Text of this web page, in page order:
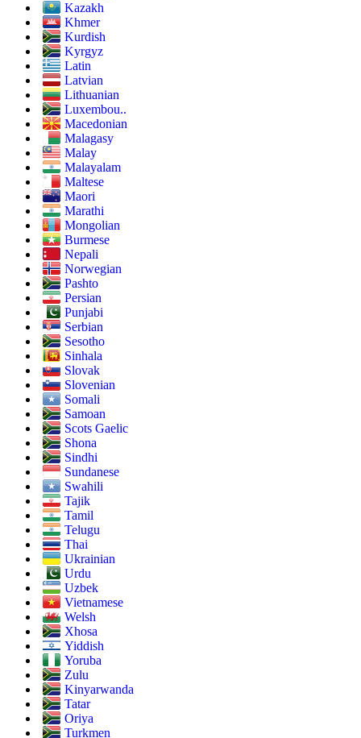
Kazakh
Khmer
Kurdish
Kyrgyz
Latin
Latvian
Lithuanian
Luxembou..
Macedonian
Malagasy
Malay
Malayalam
Maltese
Maori
Marathi
Mongolian
Burmese
Nepali
Norwegian
Pashto
Persian
Punjabi
Serbian
Sesotho
Sinhala
Slovak
Slovenian
Somali
Samoan
Scots Gaelic
Shona
Sindhi
Sundanese
Swahili
Tajik
Tamil
Telugu
Thai
Ukrainian
Urdu
Uzbek
Vietnamese
Welsh
Xhosa
Yiddish
Yoruba
Zulu
Kinyarwanda
Tatar
Oriya
Turkmen